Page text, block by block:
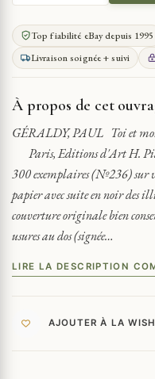
DE
TOI
ET
MOI
GÉRALDY
GRAU
SALA
VÉLIN
PUR
CHIFFON
+
Top fiabilité eBay depuis 1995
Livraison soignée + suivi
À propos de cet
GÉRALDY, PAUL Toi et
Paris, Editions d'Art H.
300 exemplaires (Nº236)
papier avec suite en noir des
couverture originale bien
usures au dos (signée…
LIRE LA DESCRIPTION
AJOUTER À LA